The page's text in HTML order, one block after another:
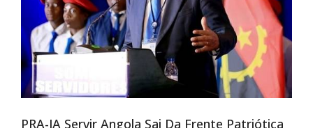
PRA-JA Servir Angola Sai Da Frente Patriótica